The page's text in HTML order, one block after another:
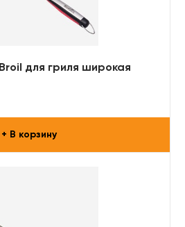
для гриля широкая
+ В корзину